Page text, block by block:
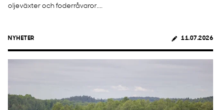
oljeväxter och foderråvaror....
NYHETER 11.07.2026